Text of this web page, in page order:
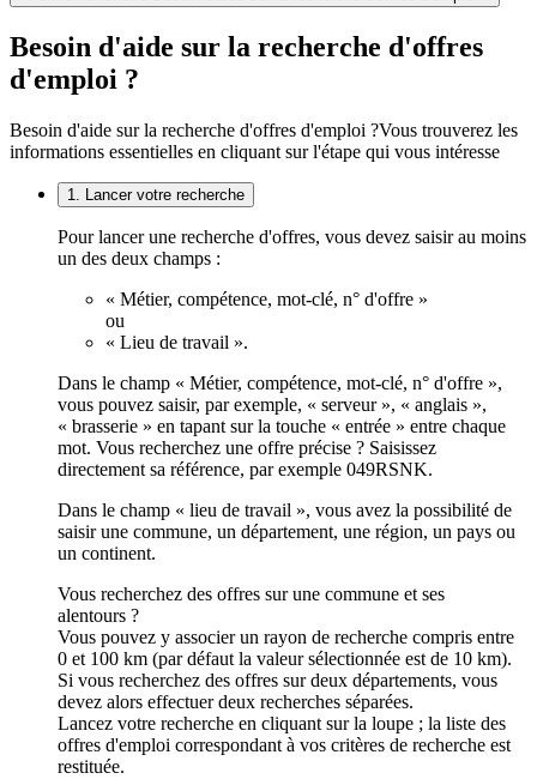
Besoin d'aide sur la recherche d'offres
d'emploi ?
Besoin d'aide sur la recherche d'offres d'emploi ?Vous trouverez les
informations essentielles en cliquant sur l'étape qui vous intéresse
1. Lancer votre recherche
Pour lancer une recherche d'offres, vous devez saisir au moins
un des deux champs :
« Métier, compétence, mot-clé, n° d'offre »
ou
« Lieu de travail ».
Dans le champ « Métier, compétence, mot-clé, n° d'offre »,
vous pouvez saisir, par exemple, « serveur », « anglais »,
« brasserie » en tapant sur la touche « entrée » entre chaque
mot. Vous recherchez une offre précise ? Saisissez
directement sa référence, par exemple 049RSNK.
Dans le champ « lieu de travail », vous avez la possibilité de
saisir une commune, un département, une région, un pays ou
un continent.
Vous recherchez des offres sur une commune et ses
alentours ?
Vous pouvez y associer un rayon de recherche compris entre
0 et 100 km (par défaut la valeur sélectionnée est de 10 km).
Si vous recherchez des offres sur deux départements, vous
devez alors effectuer deux recherches séparées.
Lancez votre recherche en cliquant sur la loupe ; la liste des
offres d'emploi correspondant à vos critères de recherche est
restituée.